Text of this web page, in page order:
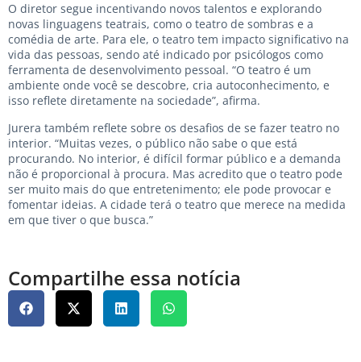
O diretor segue incentivando novos talentos e explorando
novas linguagens teatrais, como o teatro de sombras e a
comédia de arte. Para ele, o teatro tem impacto significativo na
vida das pessoas, sendo até indicado por psicólogos como
ferramenta de desenvolvimento pessoal. “O teatro é um
ambiente onde você se descobre, cria autoconhecimento, e
isso reflete diretamente na sociedade”, afirma.
Jurera também reflete sobre os desafios de se fazer teatro no
interior. “Muitas vezes, o público não sabe o que está
procurando. No interior, é difícil formar público e a demanda
não é proporcional à procura. Mas acredito que o teatro pode
ser muito mais do que entretenimento; ele pode provocar e
fomentar ideias. A cidade terá o teatro que merece na medida
em que tiver o que busca.”
Compartilhe essa notícia